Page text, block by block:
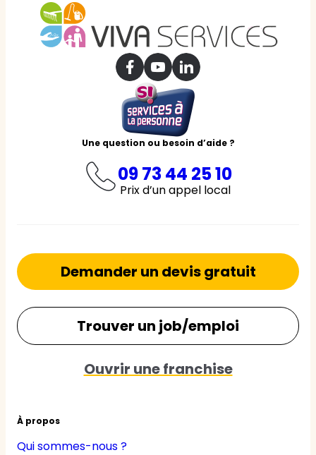
Une question ou besoin d’aide ?
09 73 44 25 10
Prix d’un appel local
À propos
Qui sommes-nous ?
Demander un devis gratuit
Trouver un job/emploi
Ouvrir une franchise